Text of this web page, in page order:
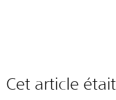
Cet article